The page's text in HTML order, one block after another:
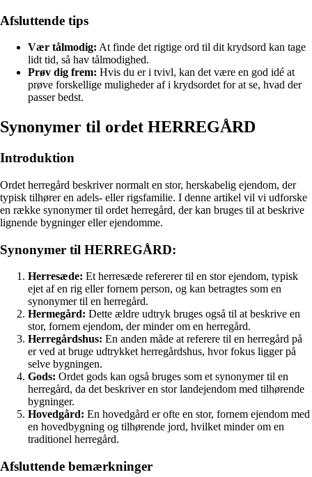
Afsluttende tips
Vær tålmodig: At finde det rigtige ord til dit krydsord kan tage
lidt tid, så hav tålmodighed.
Prøv dig frem: Hvis du er i tvivl, kan det være en god idé at
prøve forskellige muligheder af i krydsordet for at se, hvad der
passer bedst.
Synonymer til ordet HERREGÅRD
Introduktion
Ordet herregård beskriver normalt en stor, herskabelig ejendom, der
typisk tilhører en adels- eller rigsfamilie. I denne artikel vil vi udforske
en række synonymer til ordet herregård, der kan bruges til at beskrive
lignende bygninger eller ejendomme.
Synonymer til HERREGÅRD:
Herresæde: Et herresæde refererer til en stor ejendom, typisk
ejet af en rig eller fornem person, og kan betragtes som en
synonymer til en herregård.
Hermegård: Dette ældre udtryk bruges også til at beskrive en
stor, fornem ejendom, der minder om en herregård.
Herregårdshus: En anden måde at referere til en herregård på
er ved at bruge udtrykket herregårdshus, hvor fokus ligger på
selve bygningen.
Gods: Ordet gods kan også bruges som et synonymer til en
herregård, da det beskriver en stor landejendom med tilhørende
bygninger.
Hovedgård: En hovedgård er ofte en stor, fornem ejendom med
en hovedbygning og tilhørende jord, hvilket minder om en
traditionel herregård.
Afsluttende bemærkninger